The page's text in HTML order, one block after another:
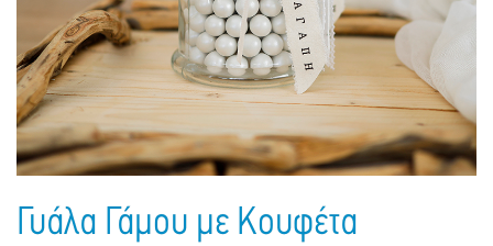
Πακέτα Δώρων
Σακούλες
Τσάντες - Ποδιές - Ομπρέλες
Βιβλία
Παιδικό Πάρτι
Παιδικά Είδη
Ημερολόγια - Ατζέντες
Γραφική Ύλη
Είδη Γραφείου
Τετράδια - Φάκελοι
Γυάλα Γάμου με Κουφέτα